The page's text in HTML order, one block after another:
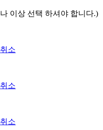
이상 선택 하셔야 합니다.)
취소
취소
취소